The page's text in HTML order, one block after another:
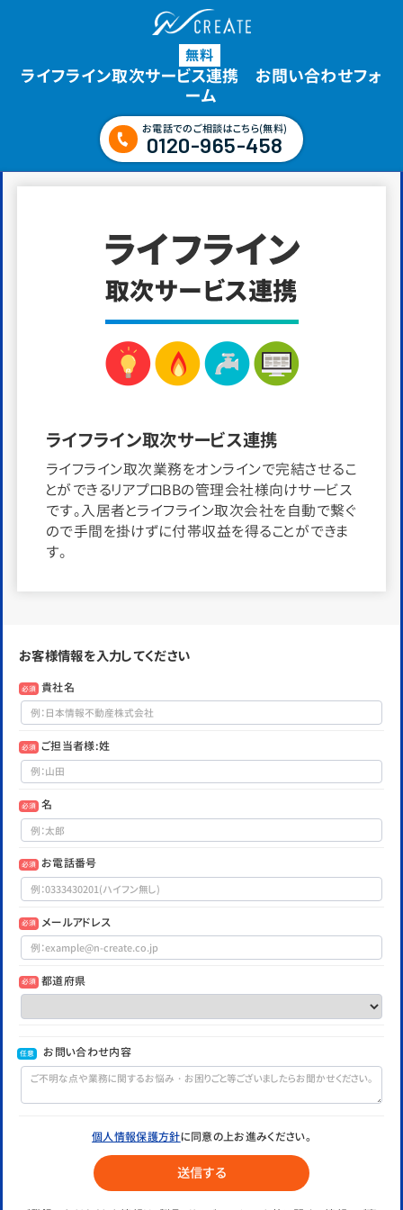
無料
ライフライン取次サービス連携 お問い合わせフォ
ーム
お電話でのご相談はこちら(無料)
0120-965-458
ライフライン取次サービス連携
ライフライン取次業務をオンラインで完結させるこ
とができるリアプロBBの管理会社様向けサービス
です。入居者とライフライン取次会社を自動で繋ぐ
ので手間を掛けずに付帯収益を得ることができま
す。
お客様情報を入力してください
必須 貴社名
必須 ご担当者様:姓
必須 名
必須 お電話番号
必須 メールアドレス
必須 都道府県
任意 お問い合わせ内容
個人情報保護方針に同意の上お進みください。